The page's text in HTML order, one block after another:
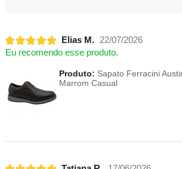
Elias M.
22/07/2026
Eu recomendo esse produto.
Produto: Sapato Ferracini
Marrom Casual